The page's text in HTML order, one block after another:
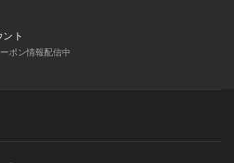
ト
ポン情報配信中